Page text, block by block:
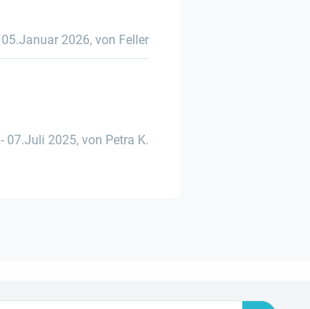
05.Januar 2026, von Feller
- 07.Juli 2025, von Petra K.